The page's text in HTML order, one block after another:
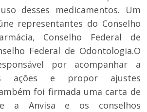
desses medicamentos. Um
representantes do Conselho
Conselho Federal de
Federal de Odontologia.O
por acompanhar a
ações e propor ajustes
foi firmada uma carta de
a Anvisa e os conselhos